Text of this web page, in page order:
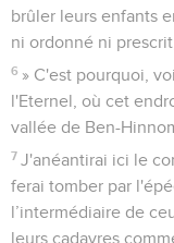
brûler leurs enfants
ni ordonné ni
6 » C'est pourquoi,
l'Eternel, où cet
vallée de Ben-
7 J'anéantirai ici le
ferai tomber par
l’intermédiaire de
leurs cadavres